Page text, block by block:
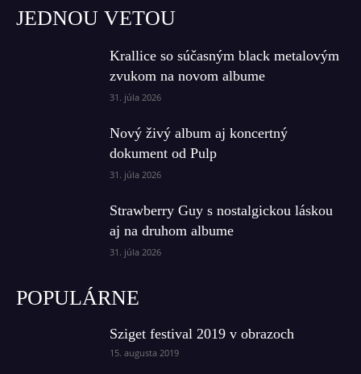
JEDNOU VETOU
Krallice so súčasným black metalovým
zvukom na novom albume
31. júla 2026
Nový živý album aj koncertný
dokument od Pulp
31. júla 2026
Strawberry Guy s nostalgickou láskou
aj na druhom albume
31. júla 2026
POPULÁRNE
Sziget festival 2019 v obrazoch
15. augusta 2019